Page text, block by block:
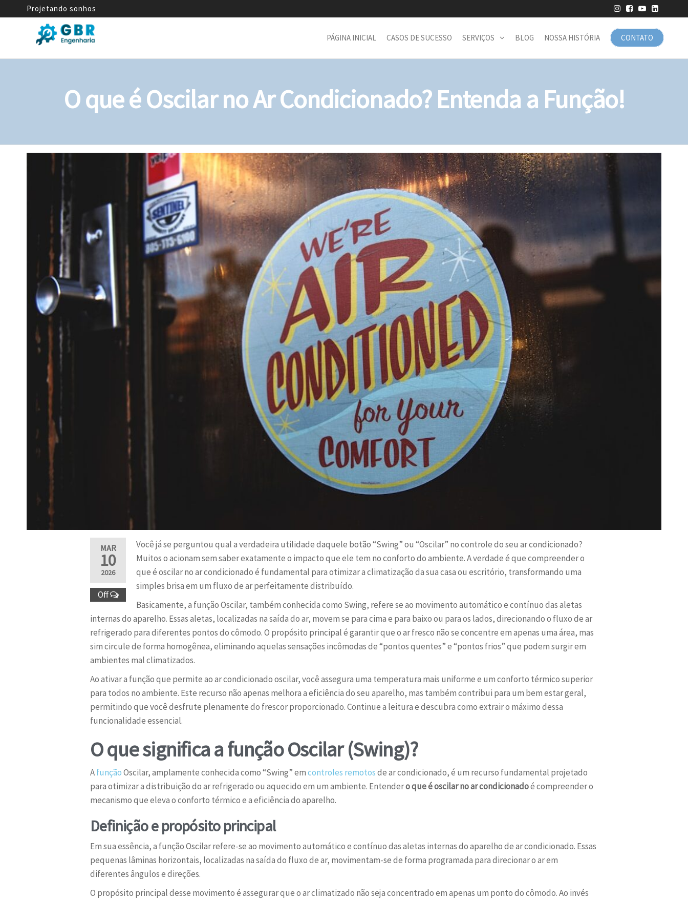
Projetando sonhos
Engenharia
CONTATO
PÁGINA INICIAL CASOS DE SUCESSO SERVIÇOS BLOG NOSSA HISTÓRIA
O que é Oscilar no Ar Condicionado? Entenda a Função!
MAR
10
2026
Off
Você já se perguntou qual a verdadeira utilidade daquele botão “Swing” ou “Oscilar” no controle do seu ar condicionado?
Muitos o acionam sem saber exatamente o impacto que ele tem no conforto do ambiente. A verdade é que compreender o
que é oscilar no ar condicionado é fundamental para otimizar a climatização da sua casa ou escritório, transformando uma
simples brisa em um fluxo de ar perfeitamente distribuído.
Basicamente, a função Oscilar, também conhecida como Swing, refere se ao movimento automático e contínuo das aletas
internas do aparelho. Essas aletas, localizadas na saída do ar, movem se para cima e para baixo ou para os lados, direcionando o fluxo de ar
refrigerado para diferentes pontos do cômodo. O propósito principal é garantir que o ar fresco não se concentre em apenas uma área, mas
sim circule de forma homogênea, eliminando aquelas sensações incômodas de “pontos quentes” e “pontos frios” que podem surgir em
ambientes mal climatizados.
Ao ativar a função que permite ao ar condicionado oscilar, você assegura uma temperatura mais uniforme e um conforto térmico superior
para todos no ambiente. Este recurso não apenas melhora a eficiência do seu aparelho, mas também contribui para um bem estar geral,
permitindo que você desfrute plenamente do frescor proporcionado. Continue a leitura e descubra como extrair o máximo dessa
funcionalidade essencial.
O que significa a função Oscilar (Swing)?
AfunçãoOscilar, amplamente conhecida como “Swing” emcontroles remotosde ar condicionado, é um recurso fundamental projetado
para otimizar a distribuição do ar refrigerado ou aquecido em um ambiente. Entendero que é oscilar no ar condicionadoé compreender o
mecanismo que eleva o conforto térmico e a eficiência do aparelho.
Definição e propósito principal
Em sua essência, a função Oscilar refere-se ao movimento automático e contínuo das aletas internas do aparelho de ar condicionado. Essas
pequenas lâminas horizontais, localizadas na saída do fluxo de ar, movimentam-se de forma programada para direcionar o ar em
diferentes ângulos e direções.
O propósito principal desse movimento é assegurar que o ar climatizado não seja concentrado em apenas um ponto do cômodo. Ao invés